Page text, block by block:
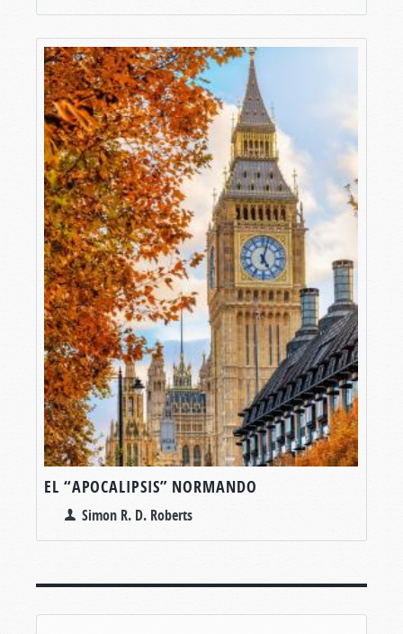
EL “APOCALIPSIS” NORMANDO
Simon R. D. Roberts